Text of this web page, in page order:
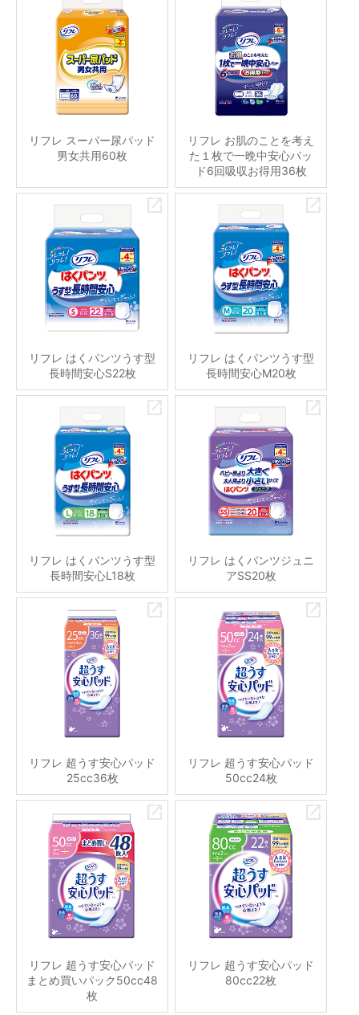
リフレ スーパー尿パッド
男女共用60枚
リフレ お肌のことを考え
た１枚で一晩中安心パッ
ド6回吸収お得用36枚
リフレ はくパンツうす型
長時間安心S22枚
リフレ はくパンツうす型
長時間安心M20枚
リフレ はくパンツうす型
長時間安心L18枚
リフレ はくパンツジュニ
アSS20枚
リフレ 超うす安心パッド
25cc36枚
リフレ 超うす安心パッド
50cc24枚
リフレ 超うす安心パッド
まとめ買いパック50cc48
枚
リフレ 超うす安心パッド
80cc22枚